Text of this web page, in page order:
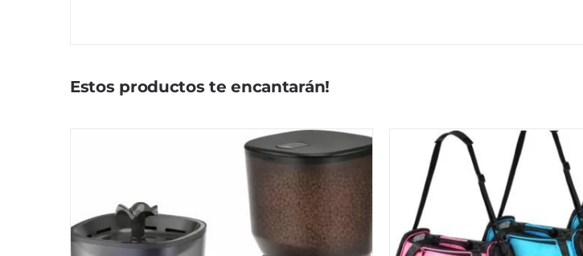
Estos productos te encantarán!